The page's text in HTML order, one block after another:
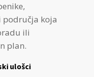
područja koja
ili
plan.
ulošci